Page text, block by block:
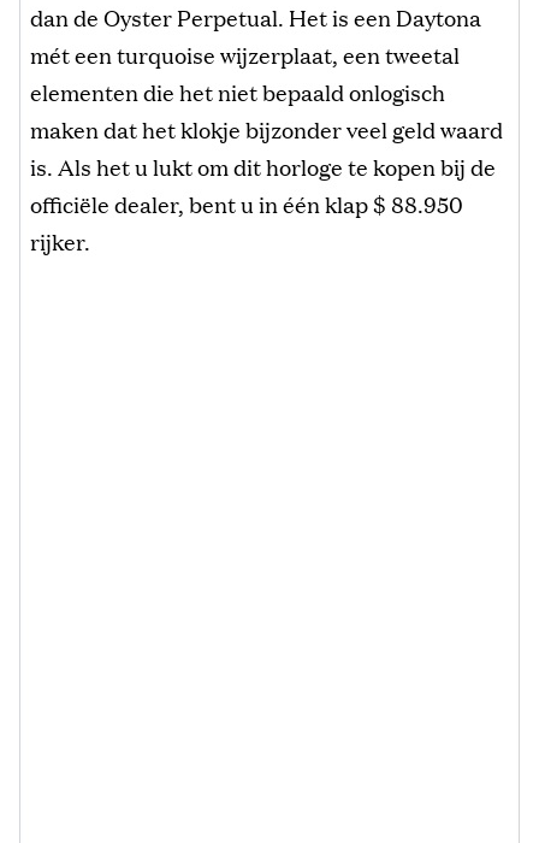
dan de Oyster Perpetual. Het is een Daytona
mét een turquoise wijzerplaat, een tweetal
elementen die het niet bepaald onlogisch
maken dat het klokje bijzonder veel geld waard
is. Als het u lukt om dit horloge te kopen bij de
officiële dealer, bent u in één klap $ 88.950
rijker.